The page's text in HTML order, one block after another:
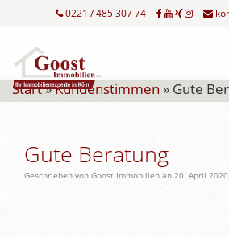
0221 / 485 307 74
Start»Kundenstimmen » Gute
Gute Beratung
Geschrieben von Goost Immobilien an 20. April